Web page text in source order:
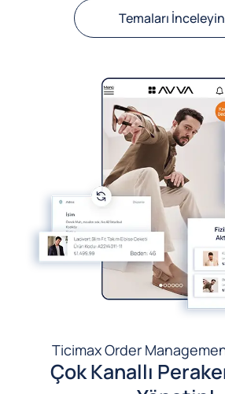
Temaları İnceleyin
Ticimax Order
Çok Kanallı